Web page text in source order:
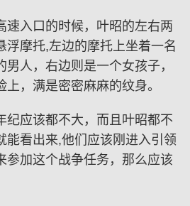
速入口的时候，叶昭的左右两
浮摩托,左边的摩托上坐着一名
人，右边则是一个女孩子，
，满是密密麻麻的纹身。
纪应该都不大，而且叶昭都不
能看出来,他们应该刚进入引领
参加这个战争任务，那么应该